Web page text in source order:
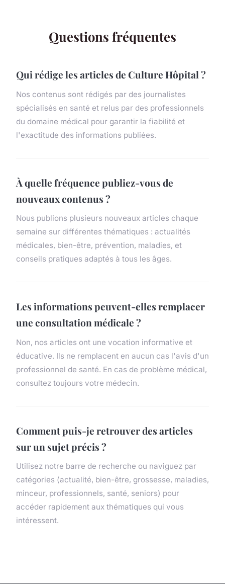
Questions fréquentes
Qui rédige les articles de Culture Hôpital ?
Nos contenus sont rédigés par des journalistes
spécialisés en santé et relus par des professionnels
du domaine médical pour garantir la fiabilité et
l'exactitude des informations publiées.
À quelle fréquence publiez-vous de
nouveaux contenus ?
Nous publions plusieurs nouveaux articles chaque
semaine sur différentes thématiques : actualités
médicales, bien-être, prévention, maladies, et
conseils pratiques adaptés à tous les âges.
Les informations peuvent-elles remplacer
une consultation médicale ?
Non, nos articles ont une vocation informative et
éducative. Ils ne remplacent en aucun cas l'avis d'un
professionnel de santé. En cas de problème médical,
consultez toujours votre médecin.
Comment puis-je retrouver des articles
sur un sujet précis ?
Utilisez notre barre de recherche ou naviguez par
catégories (actualité, bien-être, grossesse, maladies,
minceur, professionnels, santé, seniors) pour
accéder rapidement aux thématiques qui vous
intéressent.